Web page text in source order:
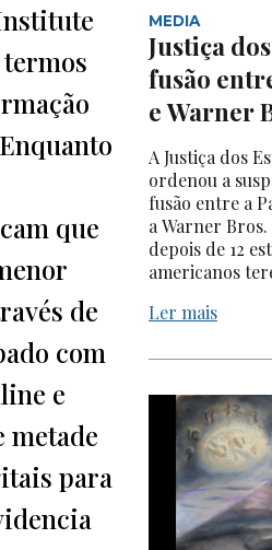
que
de
com
e
metade
para
MEDIA
Justiça
fusão
e Warner
A Justiça dos
ordenou a
fusão entre a
a Warner
depois de 12
americanos
Ler mais